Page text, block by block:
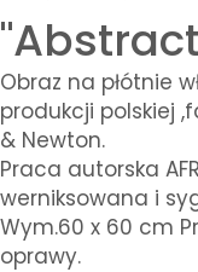
Obraz na płótnie
produkcji polskiej
& Newton.
Praca autorska
werniksowana i
Wym.60 x 60 cm
oprawy.